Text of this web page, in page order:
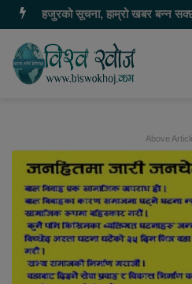
हजुरको सूचना, हाम्रो खबर बन्न
Above